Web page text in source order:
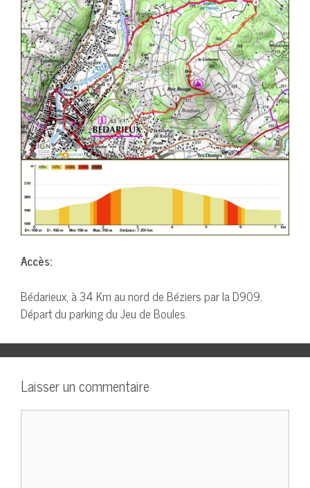
Accès:
Bédarieux, à 34 Km au nord de Béziers par la D909.
Départ du parking du Jeu de Boules.
Laisser un commentaire